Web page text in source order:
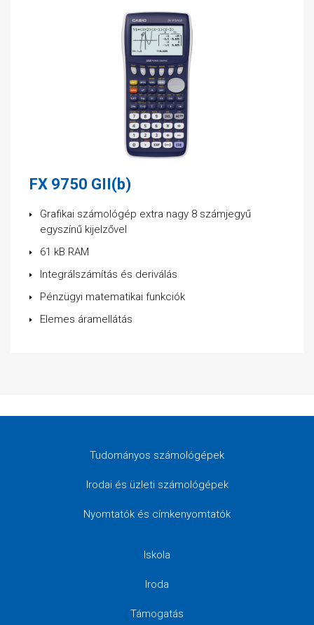
FX 9750 GII(b)
Grafikai számológép extra nagy 8 számjegyű
egyszínű kijelzővel
61 kB RAM
Integrálszámítás és deriválás
Pénzügyi matematikai funkciók
Elemes áramellátás
Tudományos számológépek
Irodai és üzleti számológépek
Nyomtatók és címkenyomtatók
Iskola
Iroda
Támogatás